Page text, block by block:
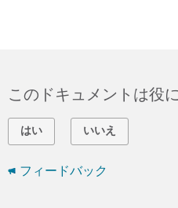
このドキュメントは役
はい いいえ
フィードバック